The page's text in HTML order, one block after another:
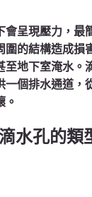
會呈現壓力，最
圍的結構造成損
至地下室淹水。
一個排水通道，
。
滴水孔的類